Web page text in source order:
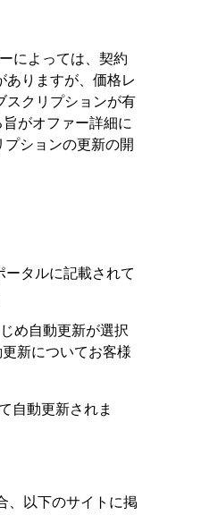
によっては、契約
りますが、価格レ
スクリプションが有
がオファー詳細に
ションの更新の開
タルに記載されて
め自動更新が選択
新についてお客様
自動更新されま
、以下のサイトに掲